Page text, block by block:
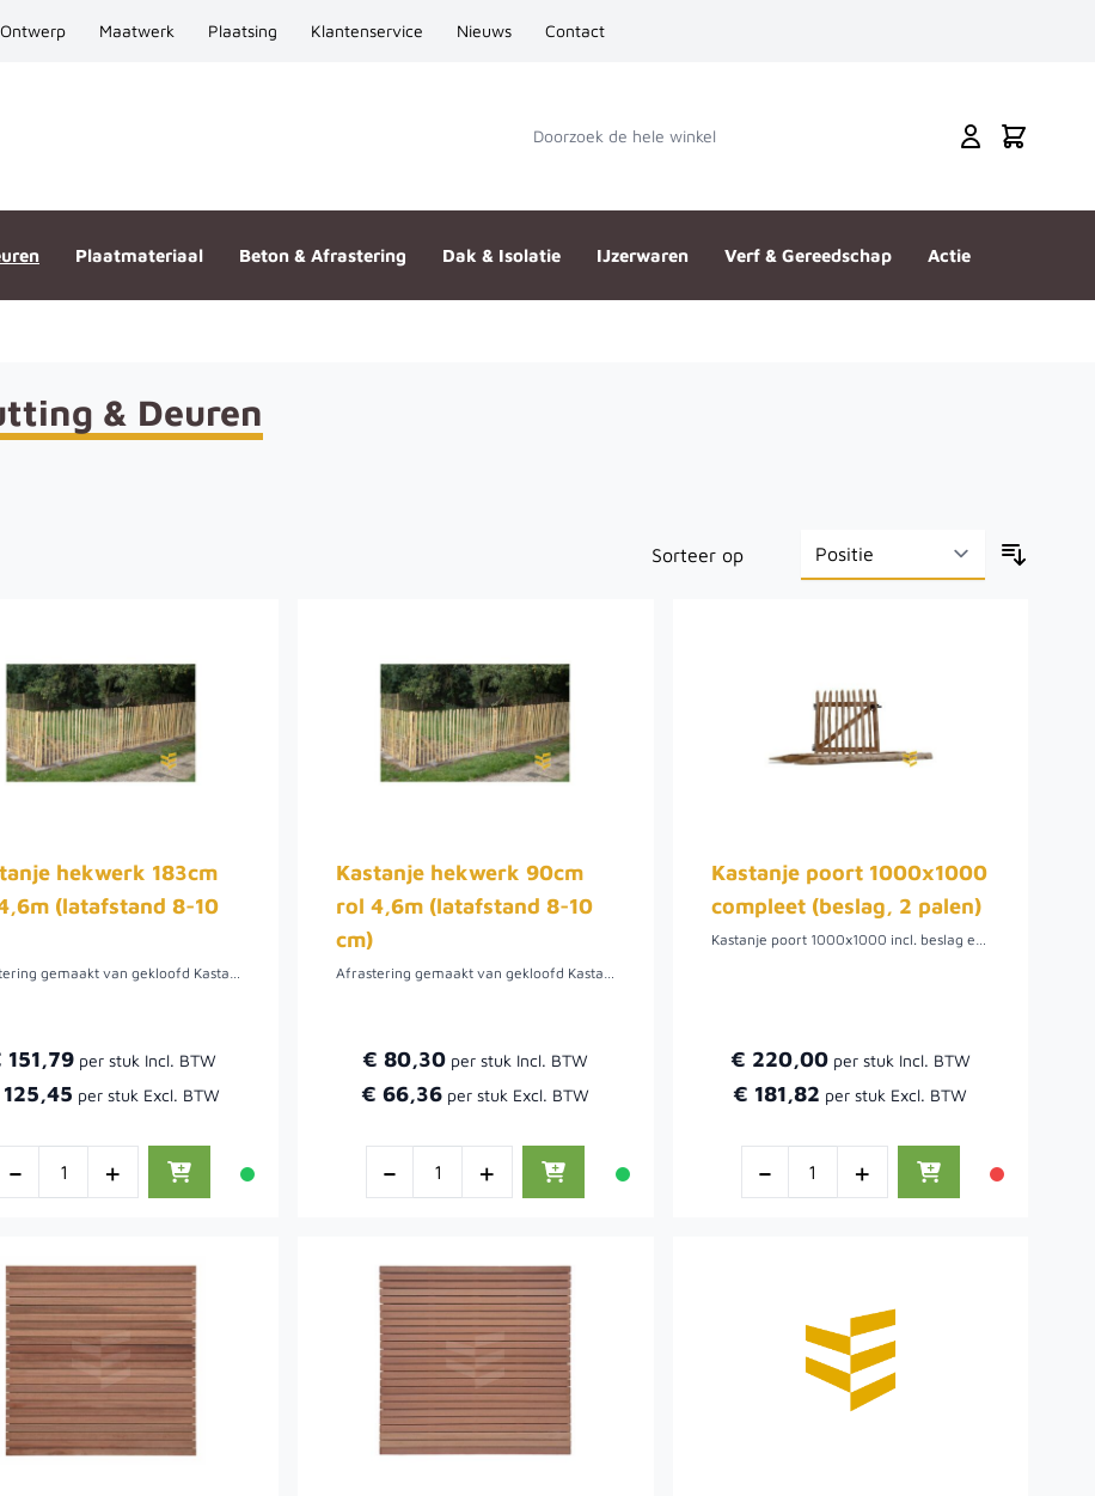
Ontwerp Maatwerk Plaatsing Klantenservice Nieuws Contact
Doorzoek de hele winkel Cart
Plaatmateriaal Beton & Afrastering Dak & Isolatie IJzerwaren Verf & Gereedschap Actie
& Deuren
Sorteer op
hekwerk 183cm
(latafstand 8-10
Afrastering gemaakt van gekloofd Kastanjehout, die verbonden zijn door een gevlochten ijzerdraad. In combinatie met onze kastanje palen goed geschikt om te gebruiken als natuurlijke afrastering voor dierenweide of tuin. Op rollen van verschillende lengtes en in diverse hoogtes leverbaar.
151,79
- +
Kastanje hekwerk 90cm
rol 4,6m (latafstand 8-10
cm)
Afrastering gemaakt van gekloofd Kastanjehout, die verbonden zijn door een gevlochten ijzerdraad. In combinatie met onze kastanje palen goed geschikt om te gebruiken als natuurlijke afrastering voor dierenweide of tuin. Op rollen van verschillende lengtes en in diverse hoogtes leverbaar.
€ 80,30
€ 66,36
- +
Kastanje poort 1000x1000
compleet (beslag, 2 palen)
Kastanje poort 1000x1000 incl. beslag en 2 palen.De poort is gemaakt van gekloofd Kastanjehout, die verbonden zijn door duurzame, zachthouten balken. In combinatie met onze kastanje palen goed geschikt om te gebruiken als looppoort in een natuurlijke afrastering voor dierenweide of tuin.
€ 220,00
€ 181,82
- +